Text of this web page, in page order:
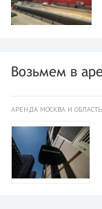
Возьмем в
АРЕНДА МОСКВА И ОБЛАСТЬ